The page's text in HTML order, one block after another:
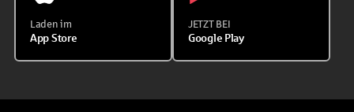
Laden im
App Store
JETZT BEI
Google Play